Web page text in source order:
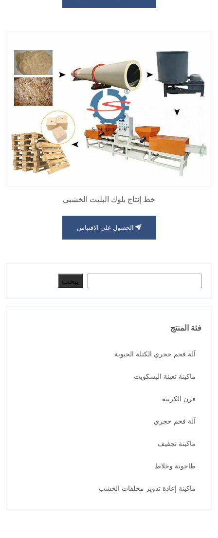
يبحث
فئة المنتج
آلة فحم حجري الكتلة الحيوية
ماكينة تعبئة البسكويت
فرن الكربنة
آلة فحم حجري
ماكينة تجفيف
طاحونة وخلاط
ماكينة إعادة تدوير مخلفات الخشب
خط إنتاج بلوك البليت الخشبي
الحصول على الاقتباس